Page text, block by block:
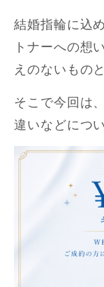
結婚指輪に込
トナーへの想
えのないもの
そこで今回は
違いなどにつ